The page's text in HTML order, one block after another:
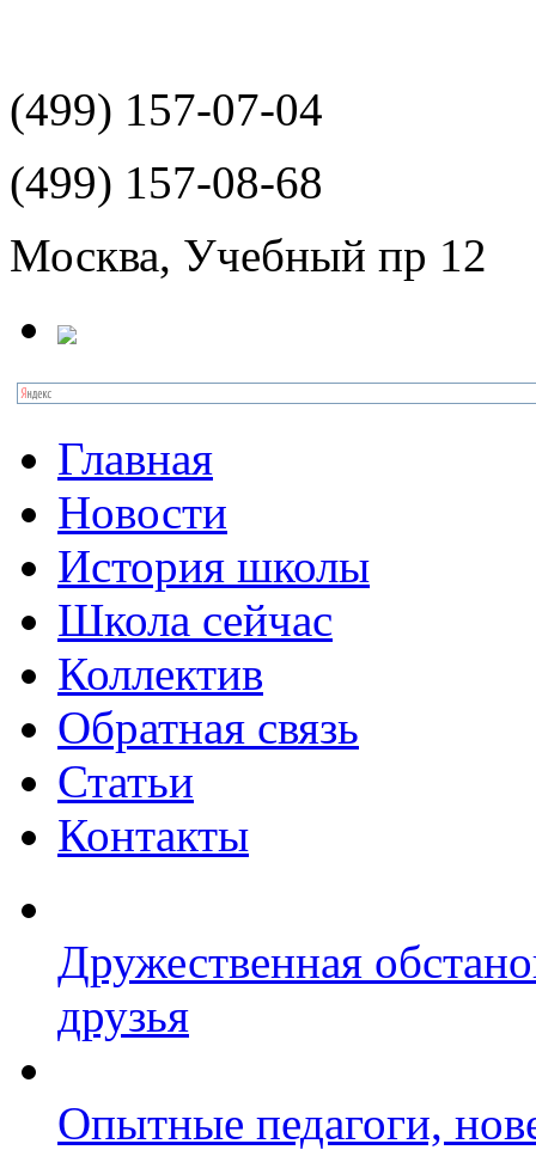
(499) 157-07-04
(499) 157-08-68
Москва, Учебный пр 12
Главная
Новости
История школы
Школа сейчас
Коллектив
Обратная связь
Статьи
Контакты
Дружественная
друзья
Опытные педагоги,